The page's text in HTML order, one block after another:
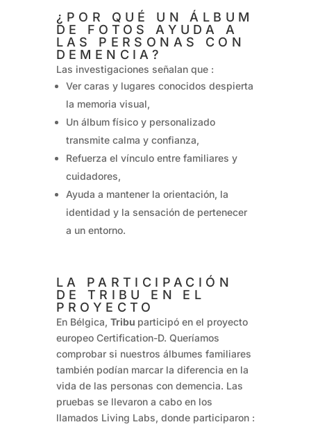
¿POR QUÉ UN ÁLBUM
DE FOTOS AYUDA A
LAS PERSONAS CON
DEMENCIA?
Las investigaciones señalan que :
Ver caras y lugares conocidos despierta
la memoria visual,
Un álbum físico y personalizado
transmite calma y confianza,
Refuerza el vínculo entre familiares y
cuidadores,
Ayuda a mantener la orientación, la
identidad y la sensación de pertenecer
a un entorno.
LA PARTICIPACIÓN
DE TRIBU EN EL
PROYECTO
En Bélgica, Tribu participó en el proyecto
europeo Certification-D. Queríamos
comprobar si nuestros álbumes familiares
también podían marcar la diferencia en la
vida de las personas con demencia. Las
pruebas se llevaron a cabo en los
llamados Living Labs, donde participaron :